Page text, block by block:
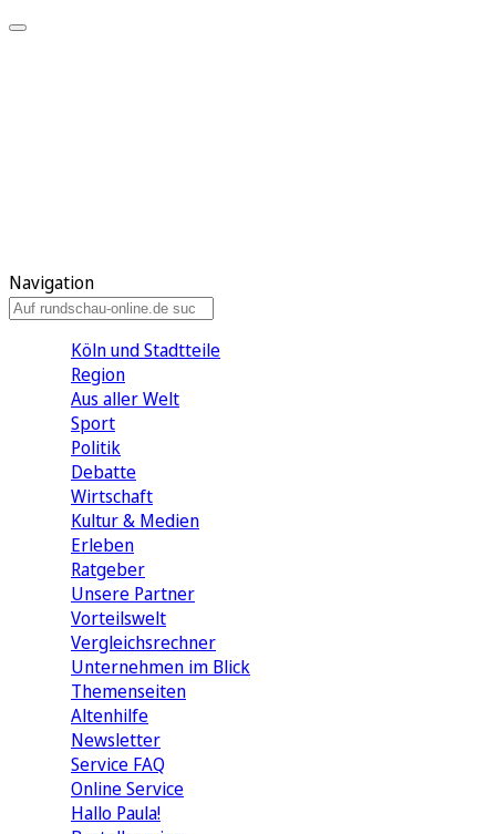
Navigation
Köln und Stadtteile
Region
Aus aller Welt
Sport
Politik
Debatte
Wirtschaft
Kultur & Medien
Erleben
Ratgeber
Unsere Partner
Vorteilswelt
Vergleichsrechner
Unternehmen im Blick
Themenseiten
Altenhilfe
Newsletter
Service FAQ
Online Service
Hallo Paula!